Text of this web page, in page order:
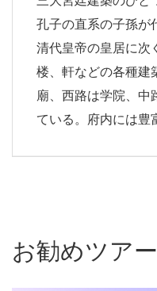
孔子の直系の子孫が
清代皇帝の皇居に次
楼、軒などの各種建
廟、西路は学院、中
ている。府内には豊
お勧めツアー